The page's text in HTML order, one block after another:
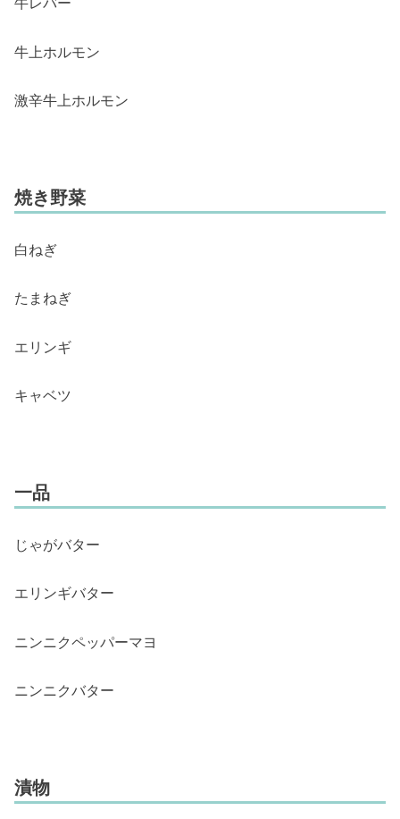
牛上ホルモン
激辛牛上ホルモン
焼き野菜
白ねぎ
たまねぎ
エリンギ
キャベツ
一品
じゃがバター
エリンギバター
ニンニクペッパーマヨ
ニンニクバター
漬物